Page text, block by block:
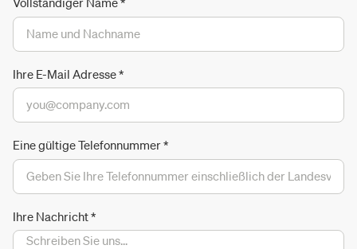
Ihre E-Mail Adresse*
Eine gültige Telefonnummer*
Ihre Nachricht*